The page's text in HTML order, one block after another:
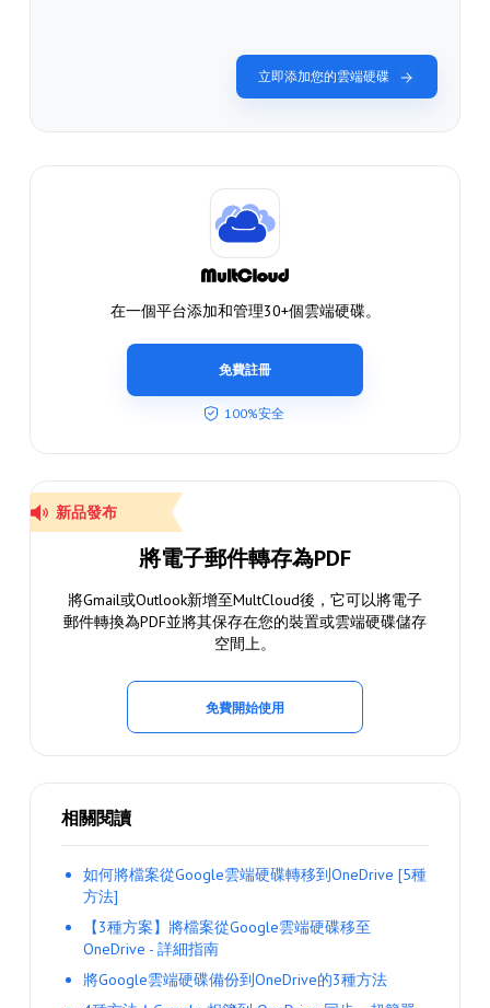
立即添加您的雲端硬碟
在一個平台添加和管理30+個雲端硬碟。
免費註冊
100%安全
新品發布
將電子郵件轉存為PDF
將Gmail或Outlook新增至MultCloud後，它可以將電子
郵件轉換為PDF並將其保存在您的裝置或雲端硬碟儲存
空間上。
免費開始使用
相關閱讀
如何將檔案從Google雲端硬碟轉移到OneDrive [5種
方法]
【3種方案】將檔案從Google雲端硬碟移至
OneDrive - 詳細指南
將Google雲端硬碟備份到OneDrive的3種方法